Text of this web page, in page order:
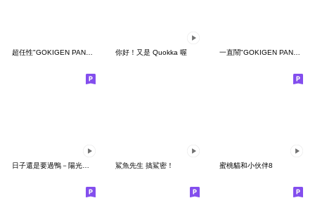
你好！又是 Quokka 喔 一直鬧"GOKIGEN PANDA" 台灣版
鯊魚先生 搞鯊密！ 蜜桃貓和小伙伴8